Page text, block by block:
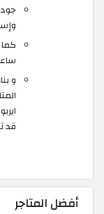
و
قد
أفضل المتاجر